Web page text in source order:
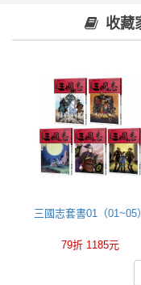
收藏
三國志套書01（01~05）
79折 1185元